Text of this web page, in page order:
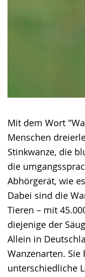
Mit dem Wort
Menschen
Stinkwanze, die
die
Abhörgerät, wie
Dabei sind die
Tieren – mit
diejenige der
Allein in
Wanzenarten.
unterschiedliche